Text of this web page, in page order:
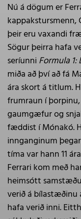
Nú á dögum er
kappakstursmenn,
þeir eru vaxandi
Sögur þeirra hafa
seríunni Formula
miða að því að fá
ára skort á titlum.
frumraun í þorpinu,
gaumgæfur og
fæddist í Mónakó.
innganginum
tíma var hann 11
Ferrari kom með
heimsótt
verið á bílastæðinu
hafa verið inni.